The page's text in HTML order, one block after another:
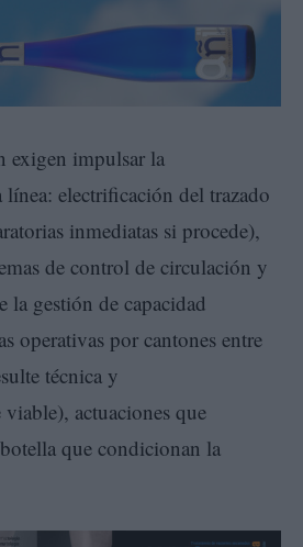
exigen impulsar la
electrificación del trazado
inmediatas si procede),
de control de circulación y
la gestión de capacidad
operativas por cantones entre
técnica y
actuaciones que
que condicionan la